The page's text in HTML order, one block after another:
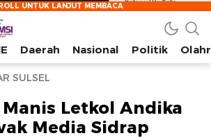
Setiap Detil, Sudut, dan Cerita Kota
Daerah Nasional Politik
SULSEL
Letkol Andika
Media Sidrap